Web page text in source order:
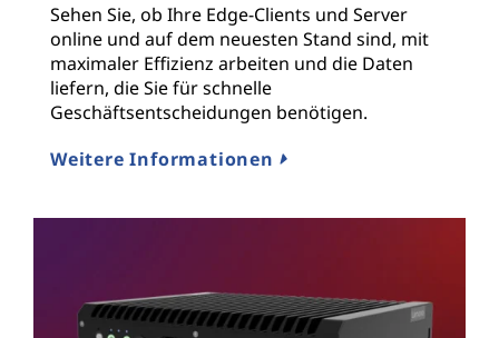
Sehen Sie, ob Ihre Edge-Clients und Server
online und auf dem neuesten Stand sind, mit
maximaler Effizienz arbeiten und die Daten
liefern, die Sie für schnelle
Geschäftsentscheidungen benötigen.
Weitere Informationen